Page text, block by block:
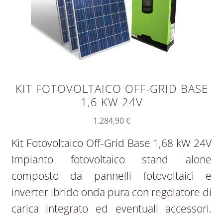
KIT FOTOVOLTAICO OFF-GRID BASE
1,6 KW 24V
1.284,90€
Kit Fotovoltaico Off-Grid Base 1,68 kW 24V
Impianto fotovoltaico stand alone
composto da pannelli fotovoltaici e
inverter ibrido onda pura con regolatore di
carica integrato ed eventuali accessori.